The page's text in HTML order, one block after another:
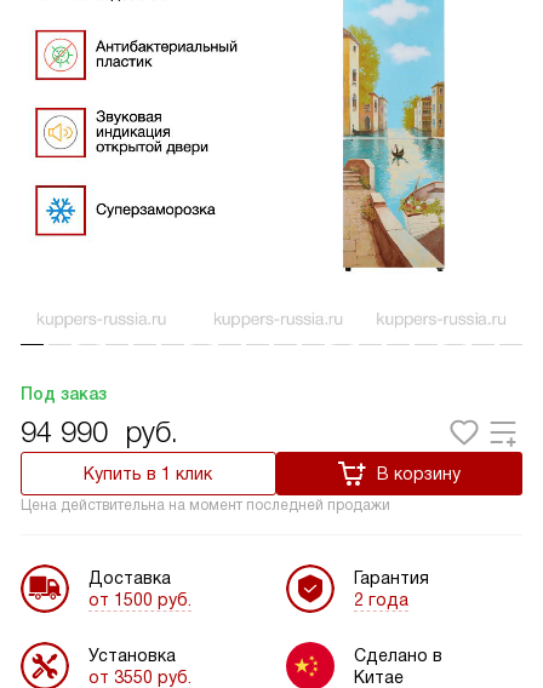
Под заказ
94 990 руб.
Купить в 1 клик В корзину
Цена действительна на момент последней продажи
Доставка
от 1500 руб.
Установка
от 3550 руб.
Гарантия
2 года
Сделано в
Китае